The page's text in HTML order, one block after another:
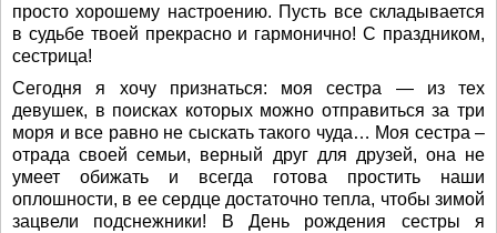
просто хорошему настроению. Пусть все складывается
в судьбе твоей прекрасно и гармонично! С праздником,
сестрица!
Сегодня я хочу признаться: моя сестра — из тех
девушек, в поисках которых можно отправиться за три
моря и все равно не сыскать такого чуда… Моя сестра –
отрада своей семьи, верный друг для друзей, она не
умеет обижать и всегда готова простить наши
оплошности, в ее сердце достаточно тепла, чтобы зимой
зацвели подснежники! В День рождения сестры я